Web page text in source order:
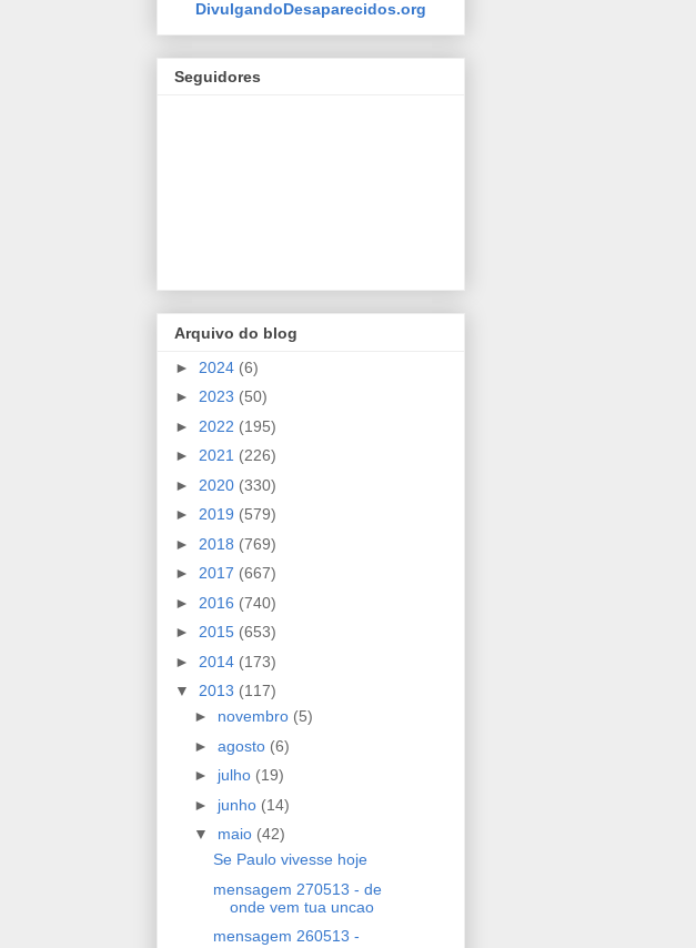
DivulgandoDesaparecidos.org
Seguidores
Arquivo do blog
► 2024 (6)
► 2023 (50)
► 2022 (195)
► 2021 (226)
► 2020 (330)
► 2019 (579)
► 2018 (769)
► 2017 (667)
► 2016 (740)
► 2015 (653)
► 2014 (173)
▼ 2013 (117)
► novembro (5)
► agosto (6)
► julho (19)
► junho (14)
▼ maio (42)
Se Paulo vivesse hoje
mensagem 270513 - de
onde vem tua uncao
mensagem 260513 -